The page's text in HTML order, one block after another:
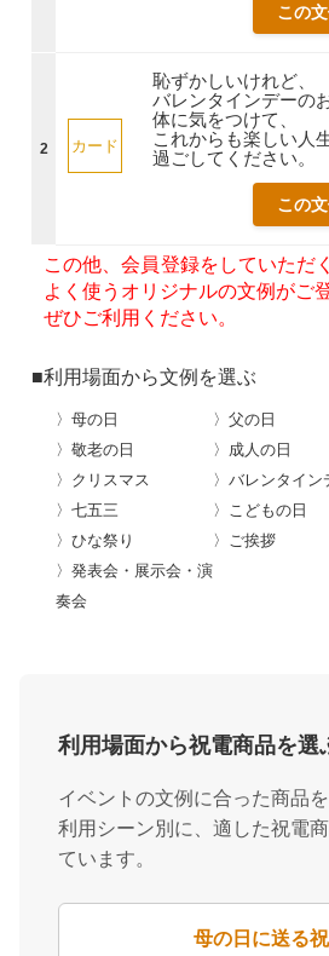
この
2 カード
恥ずかしいけれど、
バレンタインデーの
体に気をつけて、
これからも楽しい人
過ごしてください。
この
この他、会員登録をしていただ
よく使うオリジナルの文例がご
ぜひご利用ください。
■利用場面から文例を選ぶ
〉母の日
〉父の日
〉敬老の日
〉成人の日
〉クリスマス
〉バレンタイン
〉七五三
〉こどもの日
〉ひな祭り
〉ご挨拶
〉発表会・展示会・演
奏会
利用場面から祝電商品を選
イベントの文例に合った商品
利用シーン別に、適した祝電
ています。
母の日に送る